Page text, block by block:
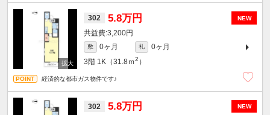
NEW
302 5.8万円
3,200円
敷 0ヶ月 礼
0ヶ月
3階 1K（31.8ｍ2 ）
経済的な都市ガス物件です♪
NEW
302 5.8万円